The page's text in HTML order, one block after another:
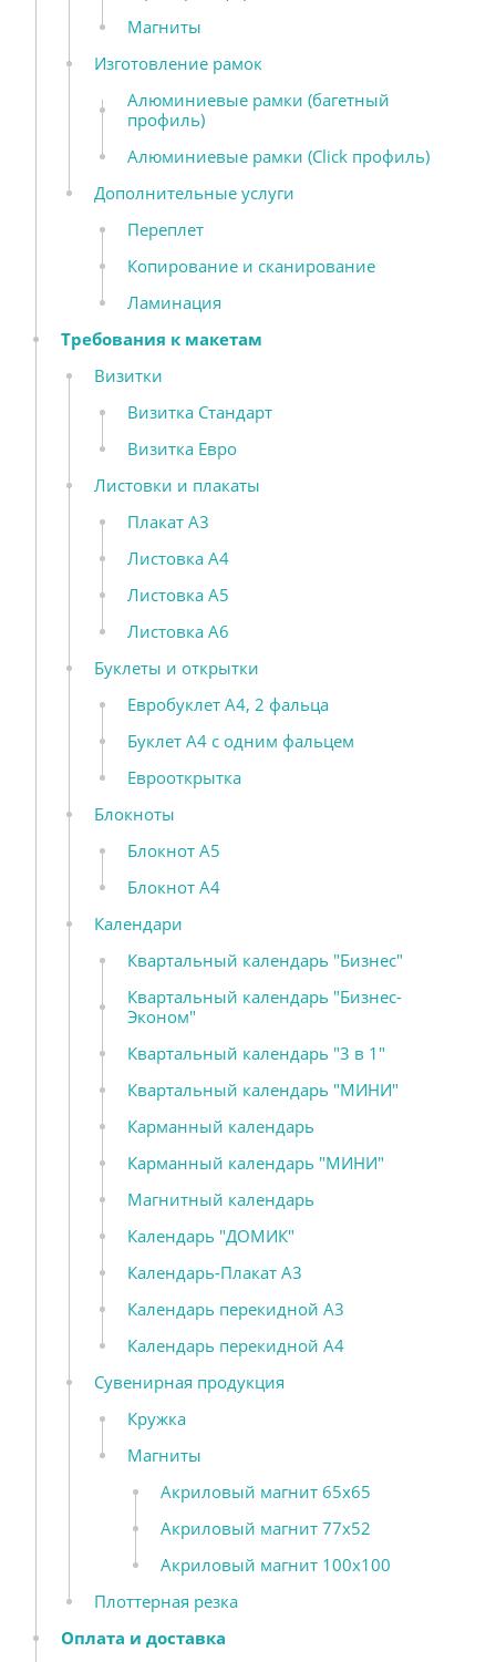
Магниты
Изготовление рамок
Алюминиевые рамки (багетный
профиль)
Алюминиевые рамки (Click профиль)
Дополнительные услуги
Переплет
Копирование и сканирование
Ламинация
Требования к макетам
Визитки
Визитка Стандарт
Визитка Евро
Листовки и плакаты
Плакат А3
Листовка А4
Листовка А5
Листовка А6
Буклеты и открытки
Евробуклет А4, 2 фальца
Буклет А4 с одним фальцем
Еврооткрытка
Блокноты
Блокнот А5
Блокнот А4
Календари
Квартальный календарь "Бизнес"
Квартальный календарь "Бизнес-
Эконом"
Квартальный календарь "3 в 1"
Квартальный календарь "МИНИ"
Карманный календарь
Карманный календарь "МИНИ"
Магнитный календарь
Календарь "ДОМИК"
Календарь-Плакат А3
Календарь перекидной А3
Календарь перекидной А4
Сувенирная продукция
Кружка
Магниты
Акриловый магнит 65х65
Акриловый магнит 77х52
Акриловый магнит 100х100
Плоттерная резка
Оплата и доставка